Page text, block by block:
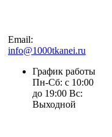
Email:
info@1000tkanei.ru
График работы
Пн-Сб: с 10:00
до 19:00 Вс:
Выходной